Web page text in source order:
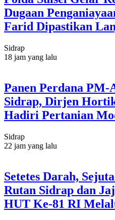
Dugaan
Farid Dipastikan
Sidrap
18 jam yang lalu
Panen Perdana PM-
Sidrap, Dirjen
Hadiri Pertanian
Sidrap
22 jam yang lalu
Setetes Darah,
Rutan Sidrap dan
HUT Ke-81 RI